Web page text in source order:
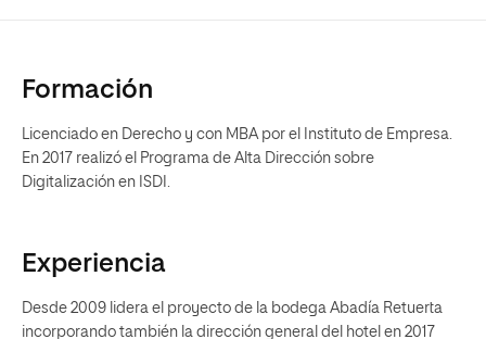
Formación
Licenciado en Derecho y con MBA por el Instituto de Empresa.
En 2017 realizó el Programa de Alta Dirección sobre
Digitalización en ISDI.
Experiencia
Desde 2009 lidera el proyecto de la bodega Abadía Retuerta
incorporando también la dirección general del hotel en 2017